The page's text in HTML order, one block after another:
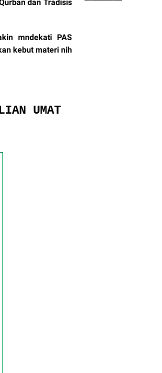
dan Tradisis
mndekati PAS
kebut materi nih
UMAT